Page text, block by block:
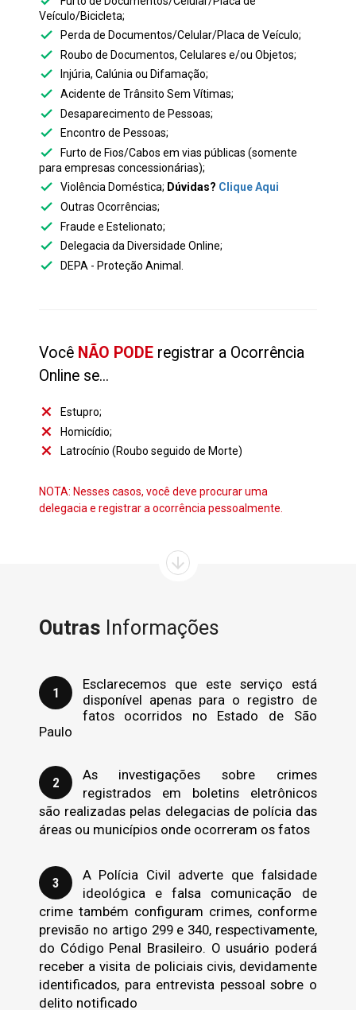
Veículo/Bicicleta;
check Perda de Documentos/Celular/Placa de Veículo;
check Roubo de Documentos, Celulares e/ou Objetos;
check Injúria, Calúnia ou Difamação;
check Acidente de Trânsito Sem Vítimas;
check Desaparecimento de Pessoas;
check Encontro de Pessoas;
check
Furto de Fios/Cabos em vias públicas (somente
para empresas concessionárias);
check Violência Doméstica; Dúvidas? Clique Aqui
check Outras Ocorrências;
check Fraude e Estelionato;
check Delegacia da Diversidade Online;
check DEPA - Proteção Animal.
Você NÃO PODE registrar a Ocorrência
Online se...
close Estupro;
close Homicídio;
close Latrocínio (Roubo seguido de Morte)
NOTA: Nesses casos, você deve procurar uma
delegacia e registrar a ocorrência pessoalmente.
arrow_downward
Outras Informações
Esclarecemos que este serviço está
disponível apenas para o registro de
fatos ocorridos no Estado de São
Paulo
As investigações sobre crimes
registrados em boletins eletrônicos
são realizadas pelas delegacias de polícia das
áreas ou municípios onde ocorreram os fatos
A Polícia Civil adverte que falsidade
ideológica e falsa comunicação de
crime também configuram crimes, conforme
previsão no artigo 299 e 340, respectivamente,
do Código Penal Brasileiro. O usuário poderá
receber a visita de policiais civis, devidamente
identificados, para entrevista pessoal sobre o
delito notificado